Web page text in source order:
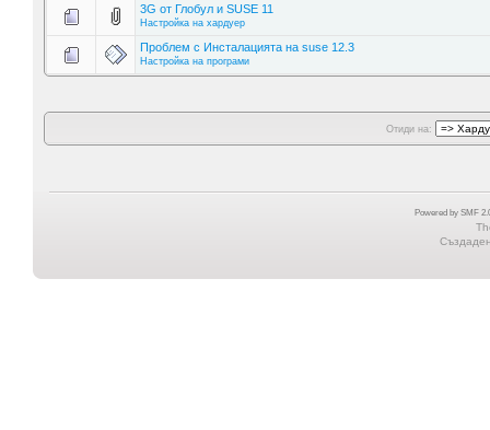
3G от Глобул и SUSE 11
Настройка на хардуер
Проблем с Инсталацията на suse 12.3
Настройка на програми
Отиди на:
Powered by SMF